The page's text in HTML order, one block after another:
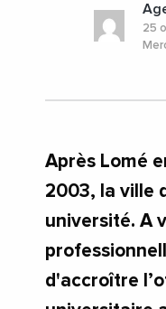
25
Après Lomé
2003, la ville
université. A
d'accroître